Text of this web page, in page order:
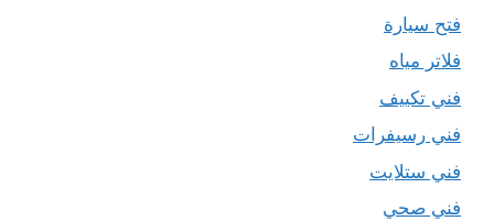
فتح سيارة
فلاتر مياه
فني تكييف
فني رسيفرات
فني ستلايت
فني صحي